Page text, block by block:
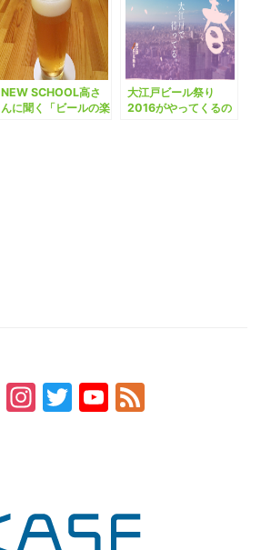
NEW SCHOOL高さ
んに聞く「ビールの楽
大江戸ビール祭り
2016がやってくるの
Facebook
Instagram
TwitterYouTube